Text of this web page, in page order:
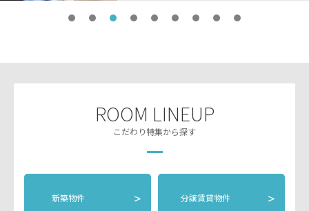
ROOM LINEUP
こだわり特集から探す
新築物件 > 分譲賃貸物件 >